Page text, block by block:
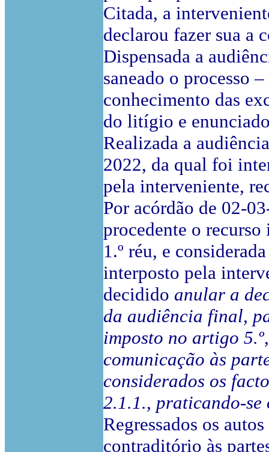
Citada, a
declarou fazer sua a
Dispensada a
saneado o processo
conhecimento das
do litígio e
Realizada a
2022, da qual foi
pela interveniente,
Por acórdão de 02-
procedente o
1.º réu, e
interposto pela
decidido anular a
da audiência final,
imposto no artigo
comunicação às
considerados os
2.1.1., praticando-se
Regressados os
contraditório às